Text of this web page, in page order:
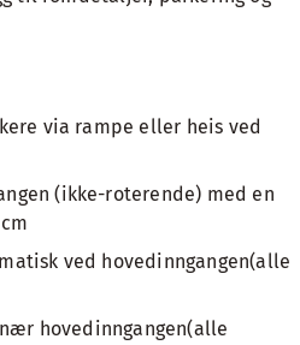
via rampe eller heis ved
(ikke-roterende) med en
ved hovedinngangen(alle
hovedinngangen(alle